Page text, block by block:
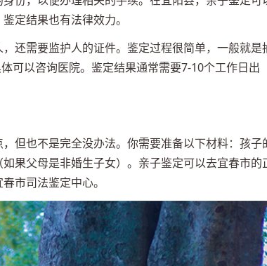
定结果也有法律效力。
还需要监护人的证件。鉴定过程很简单，一般就是
可以咨询医院。鉴定结果通常需要7-10个工作日出
但也不是完全没办法。你需要准备以下材料：孩子
果父母是非婚生子女）。亲子鉴定可以去宜春市的
市司法鉴定中心。